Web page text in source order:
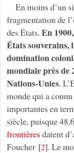
En moins d’un
fragmentation de
des États. En
États souverains,
domination
mondiale près de
Nations-Unies.
monde qui a
importantes en
siècle, puisque
frontièresdatent
Foucher[2]. Le